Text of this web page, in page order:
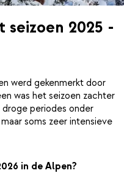
2025 -
werd gekenmerkt door
was het seizoen zachter
droge periodes onder
soms zeer intensieve
in de Alpen?